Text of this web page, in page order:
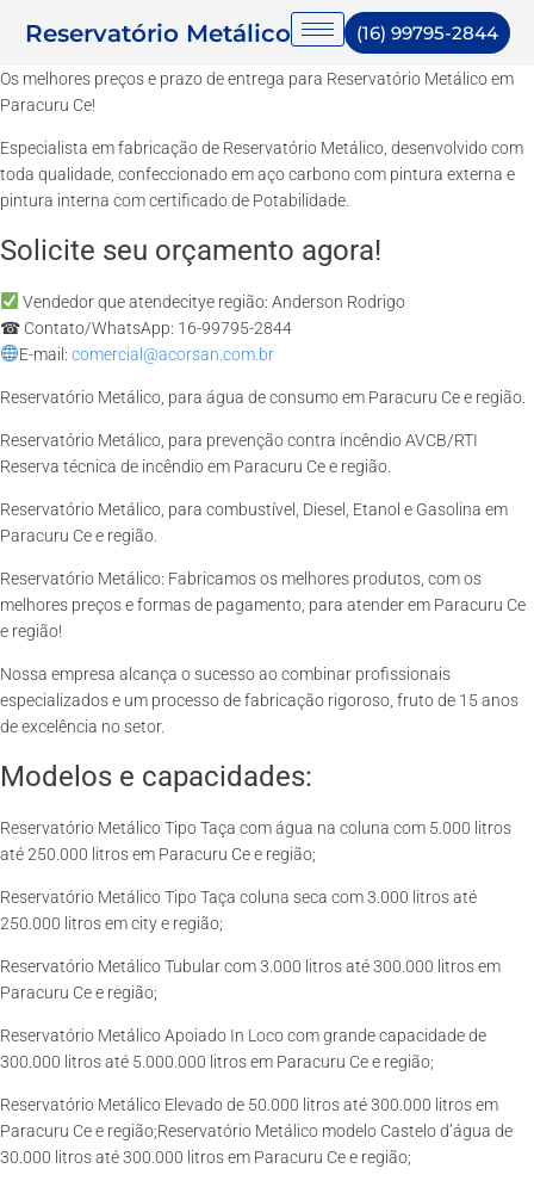
Reservatório Metálico (16) 99795-2844
Os melhores preços e prazo de entrega para Reservatório Metálico em
Paracuru Ce!
Especialista em fabricação de Reservatório Metálico, desenvolvido com
toda qualidade, confeccionado em aço carbono com pintura externa e
pintura interna com certificado de Potabilidade.
Solicite seu orçamento agora!
Vendedor que atendecitye região: Anderson Rodrigo
☎ Contato/WhatsApp: 16-99795-2844
E-mail: comercial@acorsan.com.br
Reservatório Metálico, para água de consumo em Paracuru Ce e região.
Reservatório Metálico, para prevenção contra incêndio AVCB/RTI
Reserva técnica de incêndio em Paracuru Ce e região.
Reservatório Metálico, para combustível, Diesel, Etanol e Gasolina em
Paracuru Ce e região.
Reservatório Metálico: Fabricamos os melhores produtos, com os
melhores preços e formas de pagamento, para atender em Paracuru Ce
e região!
Nossa empresa alcança o sucesso ao combinar profissionais
especializados e um processo de fabricação rigoroso, fruto de 15 anos
de excelência no setor.
Modelos e capacidades:
Reservatório Metálico Tipo Taça com água na coluna com 5.000 litros
até 250.000 litros em Paracuru Ce e região;
Reservatório Metálico Tipo Taça coluna seca com 3.000 litros até
250.000 litros em city e região;
Reservatório Metálico Tubular com 3.000 litros até 300.000 litros em
Paracuru Ce e região;
Reservatório Metálico Apoiado In Loco com grande capacidade de
300.000 litros até 5.000.000 litros em Paracuru Ce e região;
Reservatório Metálico Elevado de 50.000 litros até 300.000 litros em
Paracuru Ce e região;Reservatório Metálico modelo Castelo d’água de
30.000 litros até 300.000 litros em Paracuru Ce e região;